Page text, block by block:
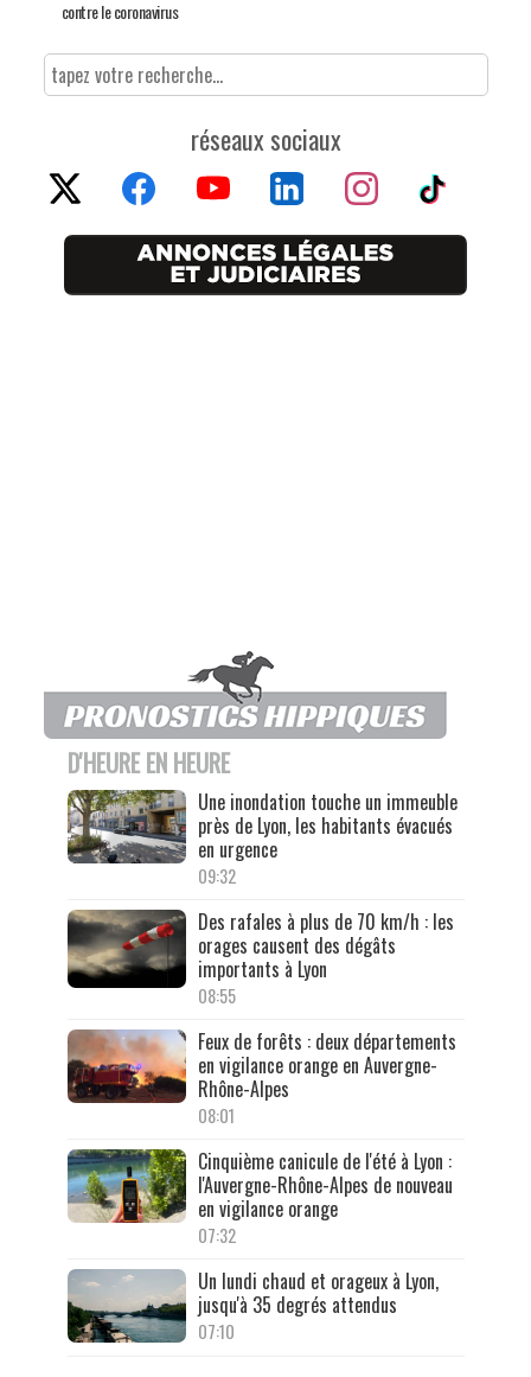
contre le coronavirus
réseaux sociaux
D'HEURE EN HEURE
Une inondation touche un immeuble
près de Lyon, les habitants évacués
en urgence
09:32
Des rafales à plus de 70 km/h : les
orages causent des dégâts
importants à Lyon
08:55
Feux de forêts : deux départements
en vigilance orange en Auvergne-
Rhône-Alpes
08:01
Cinquième canicule de l'été à Lyon :
l'Auvergne-Rhône-Alpes de nouveau
en vigilance orange
07:32
Un lundi chaud et orageux à Lyon,
jusqu'à 35 degrés attendus
07:10